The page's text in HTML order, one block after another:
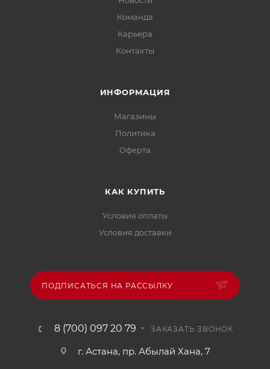
Команда
Карьера
Контакты
ИНФОРМАЦИЯ
Магазины
Политика
Офертa
КАК КУПИТЬ
Условия оплаты
Условия доставки
ПОДПИСАТЬСЯ НА РАССЫЛКУ
8 (700) 097 20 79 ЗАКАЗАТЬ ЗВОНОК
г. Астана, пр. Абылай Хана, 7